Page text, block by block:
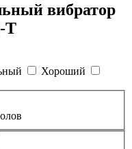
вибратор
T
Хороший